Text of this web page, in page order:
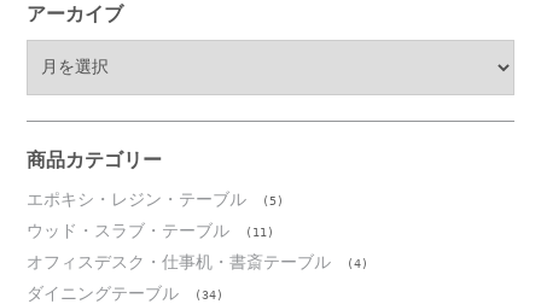
アーカイブ
ブ
商品カテゴリー
エポキシ・レジン・テーブル (5)
ウッド・スラブ・テーブル (11)
オフィスデスク・仕事机・書斎テーブル (4)
ダイニングテーブル (34)